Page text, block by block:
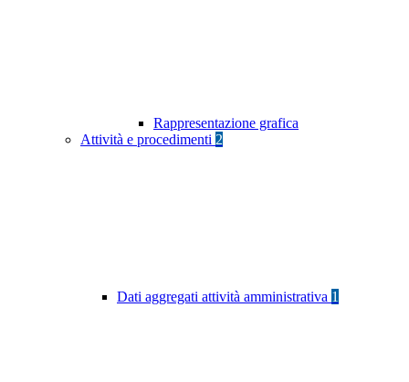
Rappresentazione grafica
Attività e procedimenti 2
Dati aggregati attività amministrativa 1